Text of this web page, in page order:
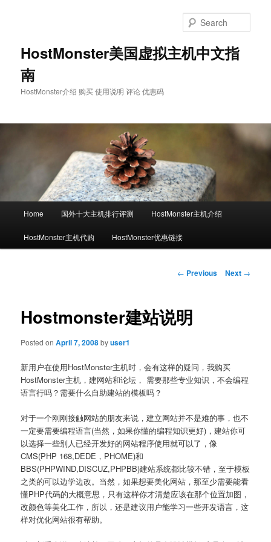
HostMonster美国虚拟主机中文指
南
HostMonster介绍 购买 使用说明 评论 优惠码
Home 国外十大主机排行评测 HostMonster主机介绍
HostMonster主机代购 HostMonster优惠链接
Post
← Previous Next →
Hostmonster建站说明
Posted onApril 7, 2008byuser1
新用户在使用HostMonster主机时，会有这样的疑问，我购买
HostMonster主机，建网站和论坛， 需要那些专业知识，不会编程
语言行吗？需要什么自助建站的模板吗？
对于一个刚刚接触网站的朋友来说，建立网站并不是难的事，也不
一定要需要编程语言(当然，如果你懂的编程知识更好)，建站你可
以选择一些别人已经开发好的网站程序使用就可以了，像
CMS(PHP 168,DEDE，PHOME)和
BBS(PHPWIND,DISCUZ,PHPBB)建站系统都比较不错，至于模板
之类的可以边学边改。当然，如果想要美化网站，那至少需要能看
懂PHP代码的大概意思，只有这样你才清楚应该在那个位置加图，
改颜色等美化工作，所以，还是建议用户能学习一些开发语言，这
样对优化网站很有帮助。